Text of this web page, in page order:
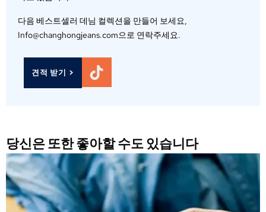
다음 베스트셀러 데님 컬렉션을 만들어 보세요,
Info@changhongjeans.com으로 연락주세요.
견적 받기 >
당신은 또한 좋아할 수도 있습니다